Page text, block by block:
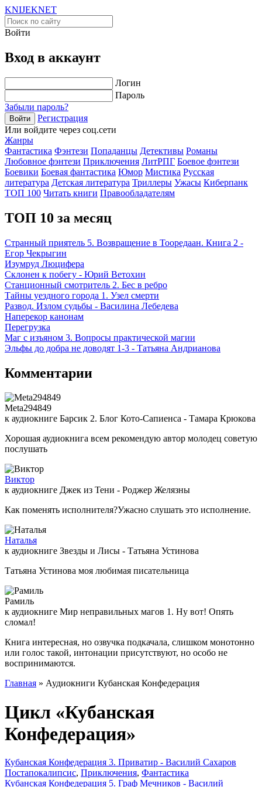
KNIJEKNET
Войти
Вход в аккаунт
Логин
Пароль
Забыли пароль?
Войти
Регистрация
Или войдите через соц.сети
Жанры
Фантастика Фэнтези Попаданцы Детективы Романы
Любовное фэнтези Приключения ЛитРПГ Боевое фэнтези
Боевики Боевая фантастика Юмор Мистика Русская
литература Детская литература Триллеры Ужасы Киберпанк
ТОП 100 Читать книги Правообладателям
ТОП 10 за месяц
Странный приятель 5. Возвращение в Тооредаан. Книга 2 -
Егор Чекрыгин
Изумруд Люцифера
Склонен к побегу - Юрий Ветохин
Станционный смотритель 2. Бес в ребро
Тайны уездного города 1. Узел смерти
Развод. Излом судьбы - Василина Лебедева
Наперекор канонам
Перегрузка
Маг с изъяном 3. Вопросы практической магии
Эльфы до добра не доводят 1-3 - Татьяна Андрианова
Комментарии
Meta294849
к аудиокниге Барсик 2. Блог Кото-Сапиенса - Тамара Крюкова
Хорошая аудиокнига всем рекомендую автор молодец советую
послушать
Виктор
к аудиокниге Джек из Тени - Роджер Желязны
Как поменять исполнителя?Ужасно слушать это исполнение.
Наталья
к аудиокниге Звезды и Лисы - Татьяна Устинова
Татьяна Устинова моя любимая писательница
Рамиль
к аудиокниге Мир неправильных магов 1. Ну вот! Опять
сломал!
Книга интересная, но озвучка подкачала, слишком монотонно
или голос такой, интонации присутствуют, но особо не
воспринимаются.
Главная » Аудиокниги Кубанская Конфедерация
Цикл «Кубанская
Конфедерация»
Кубанская Конфедерация 3. Приватир - Василий Сахаров
Постапокалипсис, Приключения, Фантастика
Кубанская Конфедерация 5. Граф Мечников - Василий